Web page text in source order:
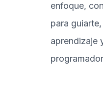
enfoque,
para
aprendizaje